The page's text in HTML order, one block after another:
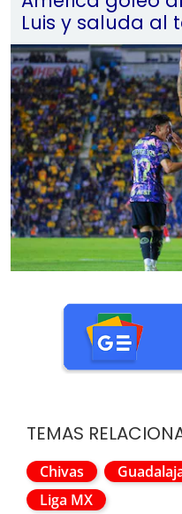
Luis y saluda
TEMAS
Chivas
Liga MX